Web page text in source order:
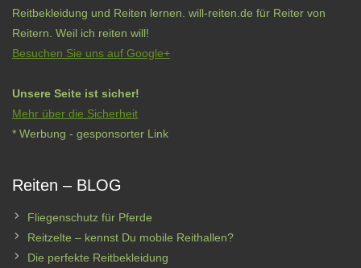
Reitbekleidung und Reiten lernen. will-reiten.de für Reiter von
Reitern. Weil ich reiten will!
Besuchen Sie uns auf Google+
Unsere Seite ist sicher!
Mehr über die Sicherheit
* Werbung - gesponsorter Link
Reiten – BLOG
Fliegenschutz für Pferde
Reitzelte – kennst Du mobile Reithallen?
Die perfekte Reitbekleidung